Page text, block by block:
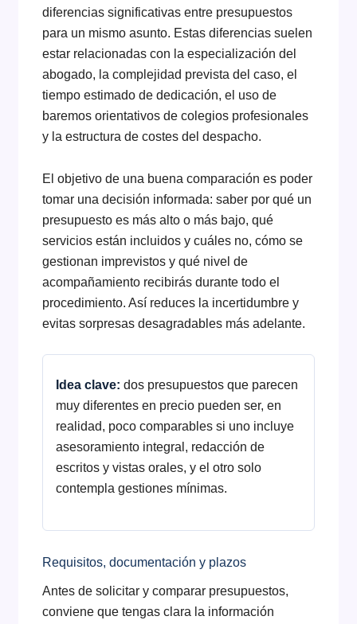
diferencias significativas entre presupuestos
para un mismo asunto. Estas diferencias suelen
estar relacionadas con la especialización del
abogado, la complejidad prevista del caso, el
tiempo estimado de dedicación, el uso de
baremos orientativos de colegios profesionales
y la estructura de costes del despacho.
El objetivo de una buena comparación es poder
tomar una decisión informada: saber por qué un
presupuesto es más alto o más bajo, qué
servicios están incluidos y cuáles no, cómo se
gestionan imprevistos y qué nivel de
acompañamiento recibirás durante todo el
procedimiento. Así reduces la incertidumbre y
evitas sorpresas desagradables más adelante.
Idea clave: dos presupuestos que parecen
muy diferentes en precio pueden ser, en
realidad, poco comparables si uno incluye
asesoramiento integral, redacción de
escritos y vistas orales, y el otro solo
contempla gestiones mínimas.
Requisitos, documentación y plazos
Antes de solicitar y comparar presupuestos,
conviene que tengas clara la información